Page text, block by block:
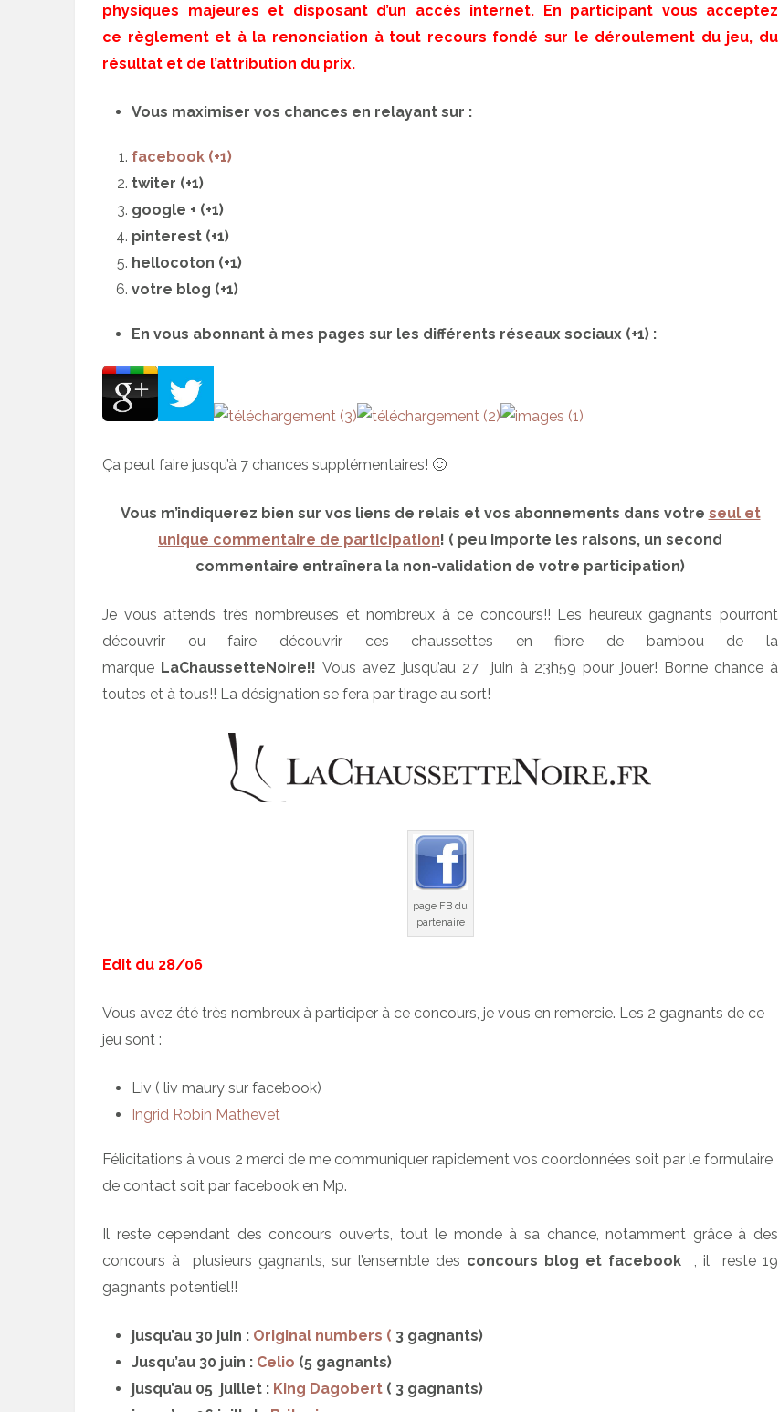
physiques majeures et disposant d’un accès internet. En participant vous acceptez
ce règlement et à la renonciation à tout recours fondé sur le déroulement du jeu, du
résultat et de l’attribution du prix.
Vous maximiser vos chances en relayant sur :
facebook (+1)
twiter (+1)
google + (+1)
pinterest (+1)
hellocoton (+1)
votre blog (+1)
En vous abonnant à mes pages sur les différents réseaux sociaux (+1) :
Ça peut faire jusqu’à 7 chances supplémentaires! 🙂
Vous m’indiquerez bien sur vos liens de relais et vos abonnements dans votre seul et
unique commentaire de participation! ( peu importe les raisons, un second
commentaire entraînera la non-validation de votre participation)
Je vous attends très nombreuses et nombreux à ce concours!! Les heureux gagnants pourront
découvrir ou faire découvrir ces chaussettes en fibre de bambou de la
marque LaChaussetteNoire!!Vous avez jusqu’au 27 juin à 23h59 pour jouer! Bonne chance à
toutes et à tous!! La désignation se fera par tirage au sort!
page FB du
partenaire
Edit du 28/06
Vous avez été très nombreux à participer à ce concours, je vous en remercie. Les 2 gagnants de ce
jeu sont :
Liv ( liv maury sur facebook)
Ingrid Robin Mathevet
Félicitations à vous 2 merci de me communiquer rapidement vos coordonnées soit par le formulaire
de contact soit par facebook en Mp.
Il reste cependant des concours ouverts, tout le monde à sa chance, notamment grâce à des
concours à plusieurs gagnants, sur l’ensemble des concours blog et facebook
, il reste 19
gagnants potentiel!!
jusqu’au 30 juin : Original numbers ( 3 gagnants)
Jusqu’au 30 juin : Celio (5 gagnants)
jusqu’au 05 juillet : King Dagobert ( 3 gagnants)